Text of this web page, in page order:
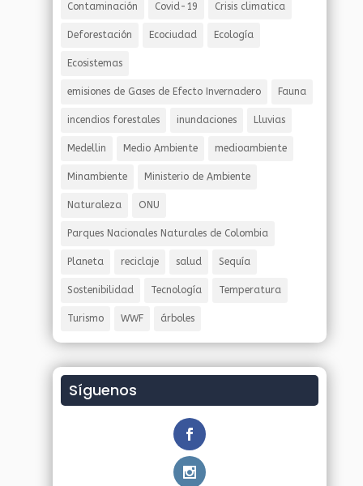
Contaminación Covid-19 Crisis climatica
Deforestación Ecociudad Ecología
Ecosistemas
emisiones de Gases de Efecto Invernadero Fauna
incendios forestales inundaciones Lluvias
Medellin Medio Ambiente medioambiente
Minambiente Ministerio de Ambiente
Naturaleza ONU
Parques Nacionales Naturales de Colombia
Planeta reciclaje salud Sequía
Sostenibilidad Tecnología Temperatura
Turismo WWF árboles
Síguenos